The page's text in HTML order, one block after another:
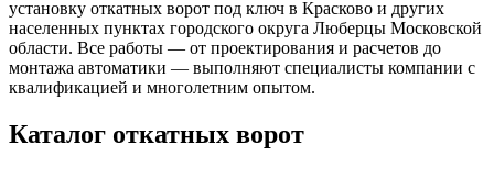
установку откатных ворот под ключ в Красково и других
населенных пунктах городского округа Люберцы Московской
области. Все работы — от проектирования и расчетов до
монтажа автоматики — выполняют специалисты компании с
квалификацией и многолетним опытом.
Каталог откатных ворот